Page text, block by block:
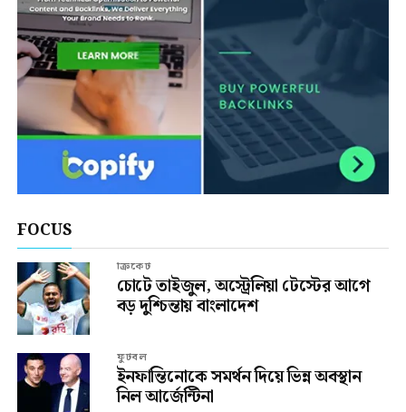
FOCUS
ক্রিকেট
চোটে তাইজুল, অস্ট্রেলিয়া টেস্টের আগে
বড় দুশ্চিন্তায় বাংলাদেশ
ফুটবল
ইনফান্তিনোকে সমর্থন দিয়ে ভিন্ন অবস্থান
নিল আর্জেন্টিনা